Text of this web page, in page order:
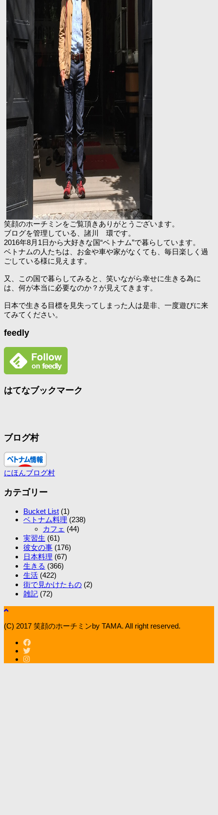
笑顔のホーチミンをご覧頂きありがとうございます。
ブログを管理している、諸川 環です。
2016年8月1日から大好きな国“ベトナム”で暮らしています。
ベトナムの人たちは、お金や車や家がなくても、毎日楽しく過
ごしている様に見えます。
又、この国で暮らしてみると、笑いながら幸せに生きる為に
は、何が本当に必要なのか？が見えてきます。
日本で生きる目標を見失ってしまった人は是非、一度遊びに来
てみてください。
feedly
はてなブックマーク
ブログ村
にほんブログ村
カテゴリー
Bucket List (1)
ベトナム料理 (238)
カフェ (44)
実習生 (61)
彼女の事 (176)
日本料理 (67)
生きる (366)
生活 (422)
街で見かけたもの (2)
雑記 (72)
(C) 2017 笑顔のホーチミンby TAMA. All right reserved.